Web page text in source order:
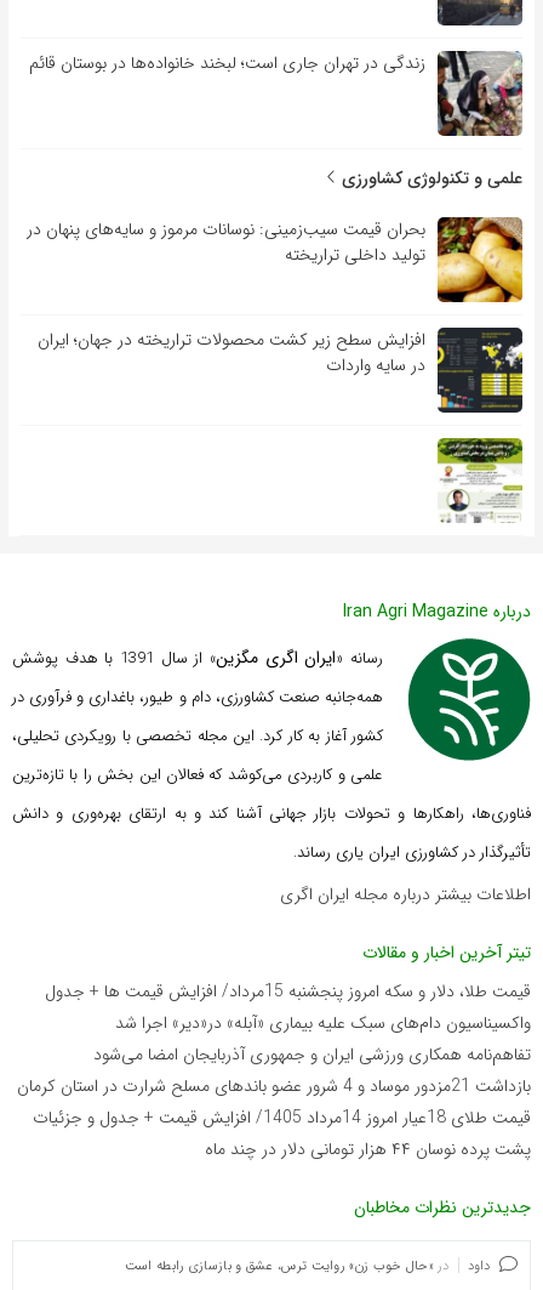
زندگی در تهران جاری است؛ لبخند خانواده‌ها در بوستان قائم
علمی و تکنولوژی کشاورزی
بحران قیمت سیب‌زمینی: نوسانات مرموز و سایه‌های پنهان در
تولید داخلی تراریخته
افزایش سطح زیر کشت محصولات تراریخته در جهان؛ ایران
در سایه واردات
درباره Iran Agri Magazine
رسانه «ایران اگری مگزین
» از سال 1391 با هدف پوشش
همه‌جانبه صنعت کشاورزی، دام و طیور، باغداری و فرآوری در
کشور آغاز به کار کرد. این مجله تخصصی با رویکردی تحلیلی،
علمی و کاربردی می‌کوشد که فعالان این بخش را با تازه‌ترین
فناوری‌ها، راهکارها و تحولات بازار جهانی آشنا کند و به ارتقای بهره‌وری و دانش
تأثیرگذار در کشاورزی ایران یاری رساند.
اطلاعات بیشتر درباره مجله ایران اگری
تیتر آخرین اخبار و مقالات
قیمت طلا، دلار و سکه امروز پنجشنبه 15مرداد/ افزایش قیمت ها + جدول
واکسیناسیون دام‌های سبک علیه بیماری «آبله» در«دیر» اجرا شد
تفاهم‌نامه همکاری ورزشی ایران و جمهوری آذربایجان امضا می‌شود
بازداشت 21مزدور موساد و 4 شرور عضو باندهای مسلح شرارت در استان کرمان
قیمت طلای 18عیار امروز 14مرداد 1405/ افزایش قیمت + جدول و جزئیات
پشت پرده نوسان ۴۴ هزار تومانی دلار در چند ماه
جدیدترین نظرات مخاطبان
داود در «حال خوب زن» روایت ترس، عشق و بازسازی رابطه است